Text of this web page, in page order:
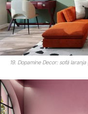
19. Dopamine Decor: sofá